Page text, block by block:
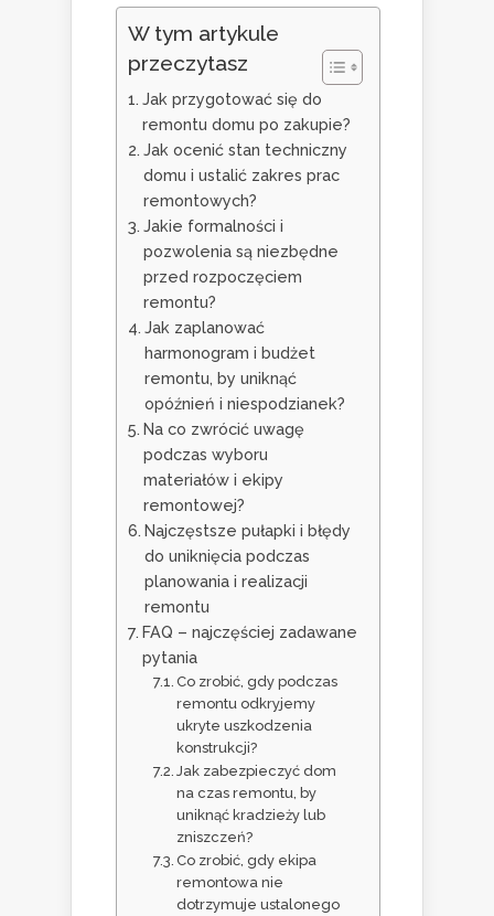
W tym artykule
przeczytasz
Jak przygotować się do
remontu domu po zakupie?
Jak ocenić stan techniczny
domu i ustalić zakres prac
remontowych?
Jakie formalności i
pozwolenia są niezbędne
przed rozpoczęciem
remontu?
Jak zaplanować
harmonogram i budżet
remontu, by uniknąć
opóźnień i niespodzianek?
Na co zwrócić uwagę
podczas wyboru
materiałów i ekipy
remontowej?
Najczęstsze pułapki i błędy
do uniknięcia podczas
planowania i realizacji
remontu
FAQ – najczęściej zadawane
pytania
Co zrobić, gdy podczas
remontu odkryjemy
ukryte uszkodzenia
konstrukcji?
Jak zabezpieczyć dom
na czas remontu, by
uniknąć kradzieży lub
zniszczeń?
Co zrobić, gdy ekipa
remontowa nie
dotrzymuje ustalonego